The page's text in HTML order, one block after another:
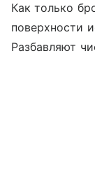
Как только
поверхности
Разбавляют